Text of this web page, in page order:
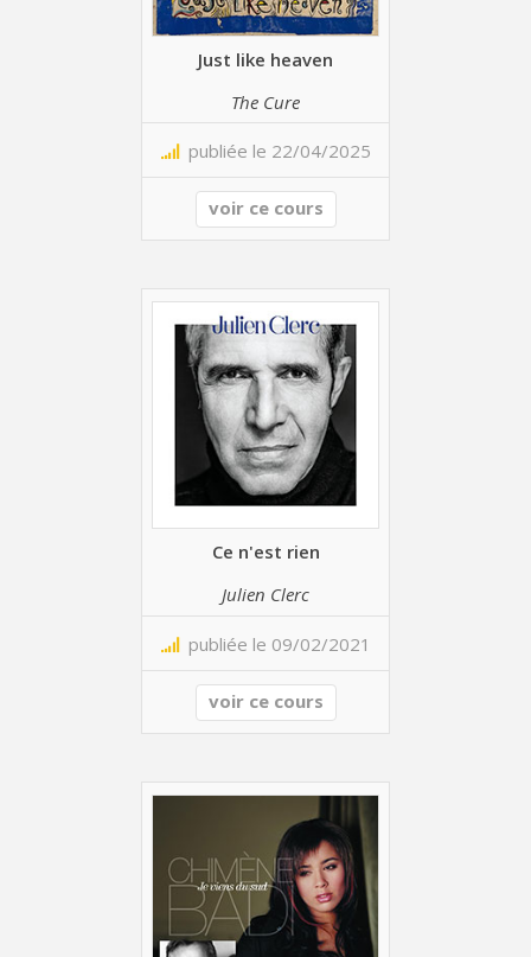
Just like heaven
The Cure
publiée le 22/04/2025
voir ce cours
Ce n'est rien
Julien Clerc
publiée le 09/02/2021
voir ce cours